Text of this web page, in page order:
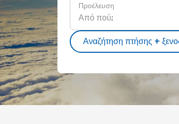
Προέλευση
Αναζήτηση πτήσης +